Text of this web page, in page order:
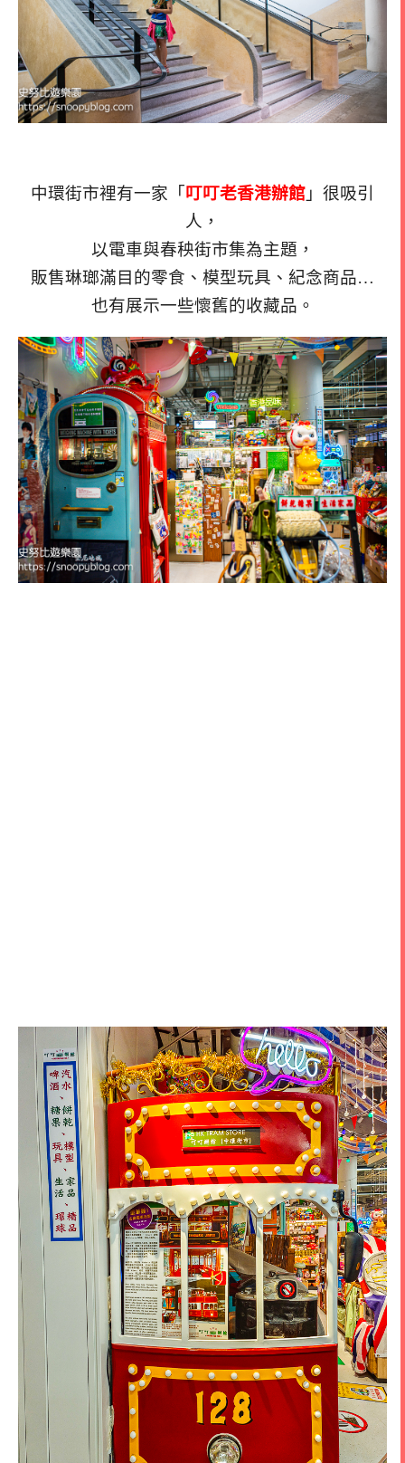
中環街市裡有一家「 叮叮老香港辦館 」很吸引
人，
以電車與春秧街市集為主題，
販售琳瑯滿目的零食、模型玩具、紀念商品…
也有展示一些懷舊的收藏品。